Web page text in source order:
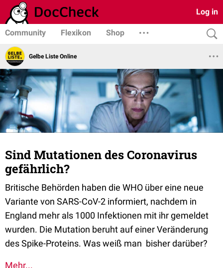
Log in
Community Flexikon Shop
Gelbe Liste Online
Sind Mutationen des Coronavirus
gefährlich?
Britische Behörden haben die WHO über eine neue
Variante von SARS-CoV-2 informiert, nachdem in
England mehr als 1000 Infektionen mit ihr gemeldet
wurden. Die Mutation beruht auf einer Veränderung
des Spike-Proteins. Was weiß man bisher darüber?
Mehr...